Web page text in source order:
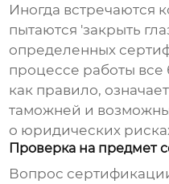
Иногда встречаются
пытаются 'закрыть
определенных
процессе работы все
как правило,
таможней и
о юридических
Проверка на предмет
Вопрос